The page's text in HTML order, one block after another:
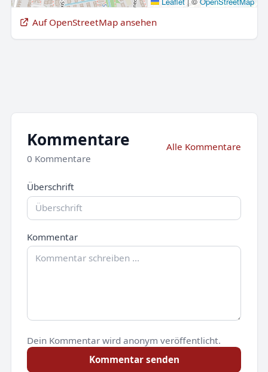
Auf OpenStreetMap ansehen
Kommentare
0 Kommentare
Alle Kommentare
Überschrift
Kommentar
Dein Kommentar wird anonym veröffentlicht.
Kommentar senden